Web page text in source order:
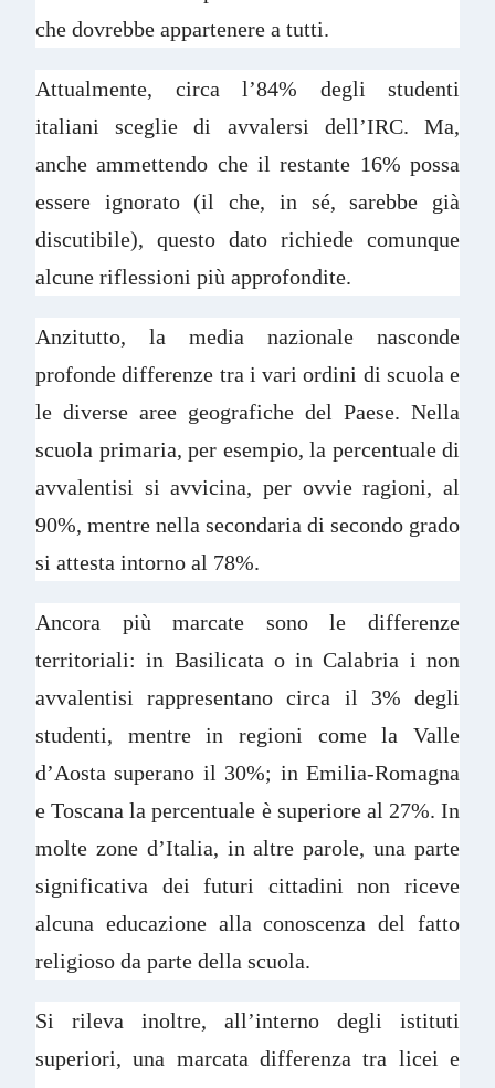
che dovrebbe appartenere a tutti.
Attualmente, circa l’84% degli studenti
italiani sceglie di avvalersi dell’IRC. Ma,
anche ammettendo che il restante 16% possa
essere ignorato (il che, in sé, sarebbe già
discutibile), questo dato richiede comunque
alcune riflessioni più approfondite.
Anzitutto, la media nazionale nasconde
profonde differenze tra i vari ordini di scuola e
le diverse aree geografiche del Paese. Nella
scuola primaria, per esempio, la percentuale di
avvalentisi si avvicina, per ovvie ragioni, al
90%, mentre nella secondaria di secondo grado
si attesta intorno al 78%.
Ancora più marcate sono le differenze
territoriali: in Basilicata o in Calabria i non
avvalentisi rappresentano circa il 3% degli
studenti, mentre in regioni come la Valle
d’Aosta superano il 30%; in Emilia-Romagna
e Toscana la percentuale è superiore al 27%. In
molte zone d’Italia, in altre parole, una parte
significativa dei futuri cittadini non riceve
alcuna educazione alla conoscenza del fatto
religioso da parte della scuola.
Si rileva inoltre, all’interno degli istituti
superiori, una marcata differenza tra licei e